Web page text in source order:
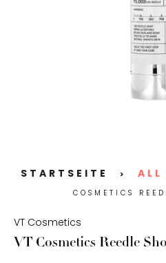
STARTSEITE > ALL
COSMETICS
VT Cosmetics
VT Cosmetics Reedle